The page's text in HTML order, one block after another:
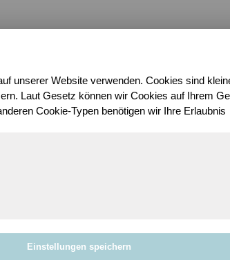
unserer Website verwenden. Cookies sind
Laut Gesetz können wir Cookies auf Ihrem
Cookie-Typen benötigen wir Ihre Erlaubnis
Einstellungen speichern